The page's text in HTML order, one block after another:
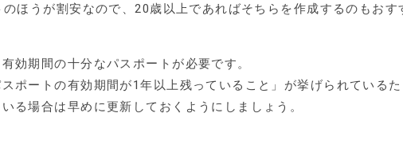
ほうが割安なので、20歳以上であればそちらを作成するのもおす
効期間の十分なパスポートが必要です。
ポートの有効期間が1年以上残っていること」が挙げられているた
る場合は早めに更新しておくようにしましょう。